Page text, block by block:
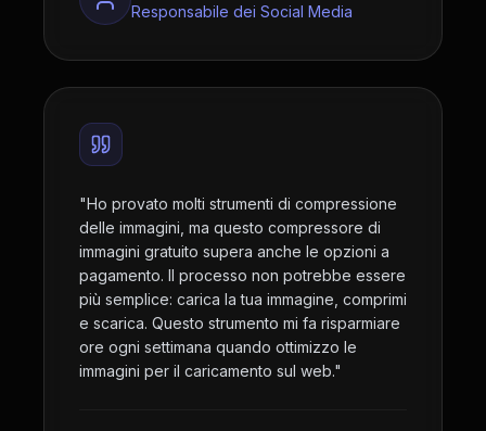
Responsabile dei Social Media
"Ho provato molti strumenti di compressione
delle immagini, ma questo compressore di
immagini gratuito supera anche le opzioni a
pagamento. Il processo non potrebbe essere
più semplice: carica la tua immagine, comprimi
e scarica. Questo strumento mi fa risparmiare
ore ogni settimana quando ottimizzo le
immagini per il caricamento sul web."